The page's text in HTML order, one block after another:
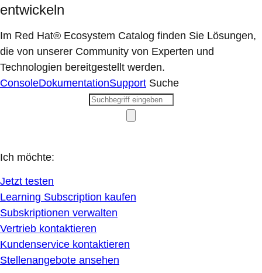
entwickeln
Im Red Hat® Ecosystem Catalog finden Sie Lösungen,
die von unserer Community von Experten und
Technologien bereitgestellt werden.
ConsoleDokumentationSupport Suche
Ich möchte:
Jetzt testen
Learning Subscription kaufen
Subskriptionen verwalten
Vertrieb kontaktieren
Kundenservice kontaktieren
Stellenangebote ansehen